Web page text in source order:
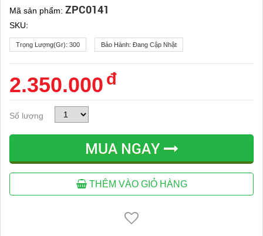
Mã sản phẩm: ZPC0141
SKU:
Trọng Lượng(gr): 300 Bảo Hành: Đang Cập Nhật
2.350.000 đ
Số lượng
MUA NGAY
THÊM VÀO GIỎ HÀNG